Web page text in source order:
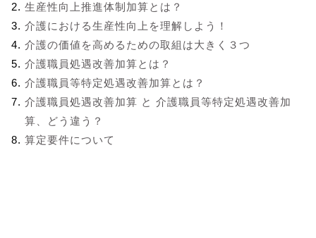
生産性向上推進体制加算とは？
介護における生産性向上を理解しよう！
介護の価値を高めるための取組は大きく３つ
介護職員処遇改善加算とは？
介護職員等特定処遇改善加算とは？
介護職員処遇改善加算 と 介護職員等特定処遇改善加
算、どう違う？
算定要件について